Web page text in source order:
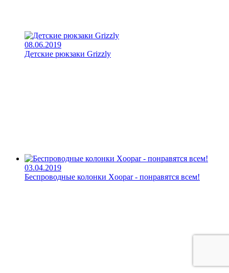
08.06.2019
Детские рюкзаки Grizzly
03.04.2019
Беспроводные колонки Xoopar - понравятся всем!